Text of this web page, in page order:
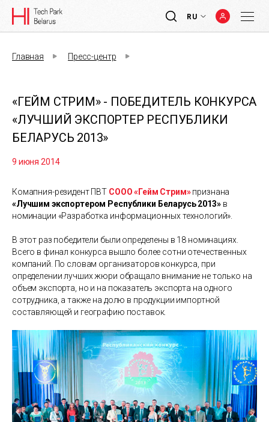
RU
Главная Пресс-центр
«ГЕЙМ СТРИМ» - ПОБЕДИТЕЛЬ КОНКУРСА
«ЛУЧШИЙ ЭКСПОРТЕР РЕСПУБЛИКИ
БЕЛАРУСЬ 2013»
9 июня 2014
Комапния-резидент ПВТ СООО «Гейм Стрим»признана
«Лучшим экспортером Республики Беларусь 2013»в
номинации «Разработка информационных технологий».
В этот раз победители были определены в 18 номинациях.
Всего в финал конкурса вышло более сотни отечественных
компаний. По словам организаторов конкурса, при
определении лучших жюри обращало внимание не только на
объем экспорта, но и на показатель экспорта на одного
сотрудника, а также на долю в продукции импортной
составляющей и географию поставок.